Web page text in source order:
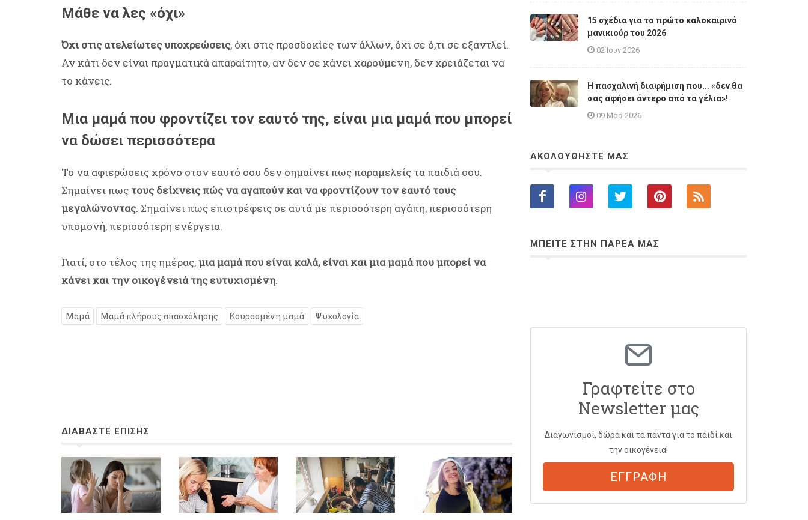
Μάθε να λες «όχι»
Όχι στις ατελείωτες υποχρεώσεις, όχι στις προσδοκίες των άλλων, όχι σε ό,τι σε εξαντλεί.
Αν κάτι δεν είναι πραγματικά απαραίτητο, αν δεν σε κάνει χαρούμενη, δεν χρειάζεται να
το κάνεις.
Μια μαμά που φροντίζει τον εαυτό της, είναι μια μαμά που μπορεί
να δώσει περισσότερα
Το να αφιερώσεις χρόνο στον εαυτό σου δεν σημαίνει πως παραμελείς τα παιδιά σου.
Σημαίνει πως τους δείχνεις πώς να αγαπούν και να φροντίζουν τον εαυτό τους
μεγαλώνοντας. Σημαίνει πως επιστρέφεις σε αυτά με περισσότερη αγάπη, περισσότερη
υπομονή, περισσότερη ενέργεια.
Γιατί, στο τέλος της ημέρας,μια μαμά που είναι καλά, είναι και μια μαμά που μπορεί να
κάνει και την οικογένειά της ευτυχισμένη.
Μαμά Μαμά πλήρους απασχόλησης Κουρασμένη μαμά Ψυχολογία
ΔΙΑΒΑΣΤΕ ΕΠΙΣΗΣ
15 σχέδια για το πρώτο καλοκαιρινό
μανικιούρ του 2026
02 Ιουν 2026
Η πασχαλινή διαφήμιση που... «δεν θα
σας αφήσει άντερο από τα γέλια»!
09 Μαρ 2026
ΑΚΟΛΟΥΘΗΣΤΕ ΜΑΣ
ΜΠΕΙΤΕ ΣΤΗΝ ΠΑΡΕΑ ΜΑΣ
Γραφτείτε στο
Newsletter μας
Διαγωνισμοί, δώρα και τα πάντα για το παιδί και
την οικογένεια!
ΕΓΓΡΑΦΗ